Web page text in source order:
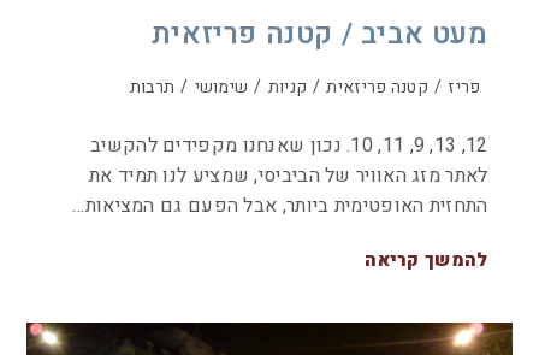
מעט אביב / קטנה פריזאית
פריז / קטנה פריזאית / קניות / שימושי / תרבות
12, 13, 9, 11, 10. נכון שאנחנו מקפידים להקשיב
לאתר מזג האוויר של הביביסי, שמציע לנו תמיד את
התחזית האופטימית ביותר, אבל הפעם גם המציאות…
להמשך קריאה